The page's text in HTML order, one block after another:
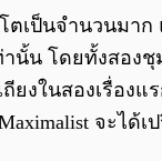
เป็นจำนวนมา
นั้น โดยทั้งสอ
งในสองเรื่อง
จะได้